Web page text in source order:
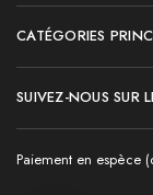
CATÉGORIES
SUIVEZ-NOUS SUR
Paiement en espèce